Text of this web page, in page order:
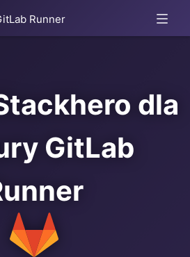
Runner
dla
GitLab